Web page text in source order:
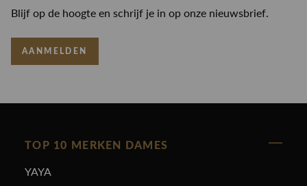
Blijf op de hoogte en schrijf je in op onze nieuwsbrief.
AANMELDEN
TOP 10 MERKEN DAMES
YAYA